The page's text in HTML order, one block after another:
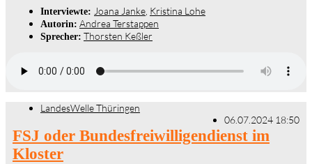
Interviewte: Joana Janke Kristina Lohe
Autorin: Andrea Terstappen
Sprecher: Thorsten Keßler
LandesWelle Thüringen
06.07.2024 18:50
FSJ oder Bundesfreiwilligendienst im
Kloster